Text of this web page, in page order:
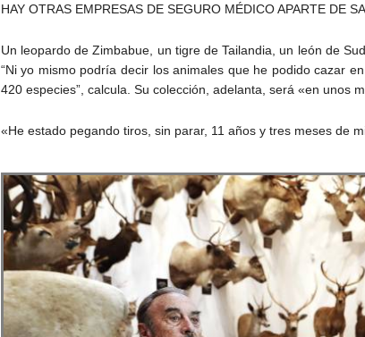
HAY OTRAS EMPRESAS DE SEGURO MÉDICO APARTE DE
Un leopardo de Zimbabue, un tigre de Tailandia, un león de
“Ni yo mismo podría decir los animales que he podido cazar
420 especies”, calcula. Su colección, adelanta, será «en unos
«He estado pegando tiros, sin parar, 11 años y tres meses de